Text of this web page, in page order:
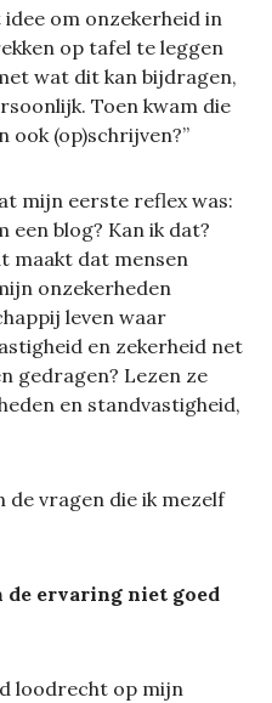
om onzekerheid in
op tafel te leggen
wat dit kan bijdragen,
Toen kwam die
ook (op)schrijven?”
mijn eerste reflex was:
een blog? Kan ik dat?
maakt dat mensen
onzekerheden
leven waar
en zekerheid net
gedragen? Lezen ze
en standvastigheid,
de vragen die ik mezelf
de ervaring niet goed
loodrecht op mijn